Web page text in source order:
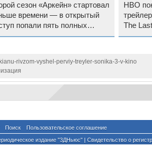
сезон «Аркейн» стартовал
времени — в открытый
попали пять полных
HBO
The
rivzom-vyshel-perviy-treyler-sonika-3-v-kino
Поиск Пользовательское соглашение
издание "3ДНьюс" | Свидетельство о